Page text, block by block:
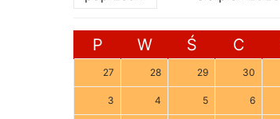
P W Ś C
27 28 29 30
3 4 5 6